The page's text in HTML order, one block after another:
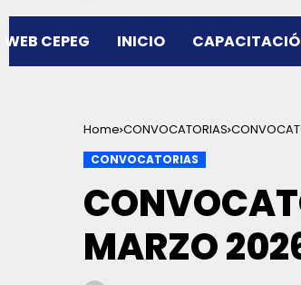
WEB CEPEG INICIO
Home CONVOCATORIAS
CONVOCATORIAS
MARZO